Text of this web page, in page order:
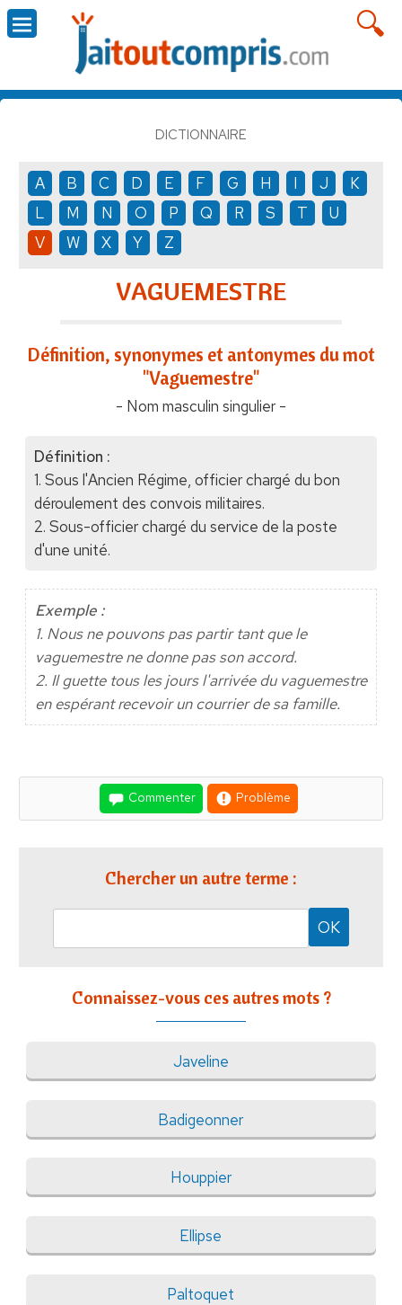
DICTIONNAIRE
A B C D E F G H I J
K
L
M N O P Q R S T
U
V
W X Y Z
VAGUEMESTRE
Définition, synonymes et antonymes du mot
"Vaguemestre"
- Nom masculin singulier -
Définition :
1. Sous l'Ancien Régime, officier chargé du bon
déroulement des convois militaires.
2. Sous-officier chargé du service de la poste
d'une unité.
Exemple :
1. Nous ne pouvons pas partir tant que le
vaguemestre ne donne pas son accord.
2. Il guette tous les jours l'arrivée du vaguemestre
en espérant recevoir un courrier de sa famille.
Commenter Problème
Chercher un autre terme :
Connaissez-vous ces autres mots ?
Javeline
Badigeonner
Houppier
Ellipse
Paltoquet